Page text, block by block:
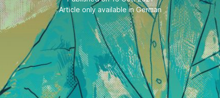
Article only available in German